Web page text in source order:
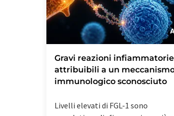
Gravi reazioni infiammatorie
attribuibili a un
immunologico sconosciuto
Livelli elevati di FGL-1 sono